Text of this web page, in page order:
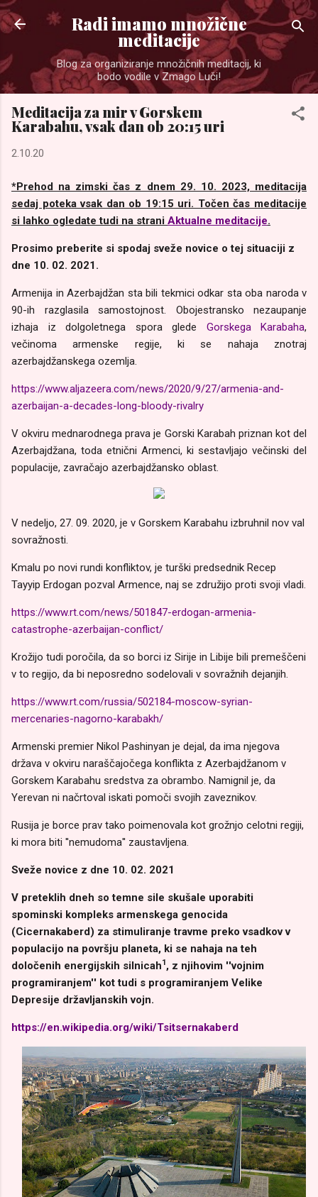
Preskoči na glavno vsebino
Radi imamo množične
meditacije
Blog za organiziranje množičnih meditacij, ki
bodo vodile v Zmago Luči!
Meditacija za mir v Gorskem
Karabahu, vsak dan ob 20:15 uri
2.10.20
*Prehod na zimski čas z dnem 29. 10. 2023, meditacija
sedaj poteka vsak dan ob 19:15 uri. Točen čas meditacije
si lahko ogledate tudi na strani Aktualne meditacije.
Prosimo preberite si spodaj sveže novice o tej situaciji z
dne 10. 02. 2021.
Armenija in Azerbajdžan sta bili tekmici odkar sta oba naroda v
90-ih razglasila samostojnost. Obojestransko nezaupanje
izhaja iz dolgoletnega spora glede Gorskega Karabaha,
večinoma armenske regije, ki se nahaja znotraj
azerbajdžanskega ozemlja.
https://www.aljazeera.com/news/2020/9/27/armenia-and-
azerbaijan-a-decades-long-bloody-rivalry
V okviru mednarodnega prava je Gorski Karabah priznan kot del
Azerbajdžana, toda etnični Armenci, ki sestavljajo večinski del
populacije, zavračajo azerbajdžansko oblast.
V nedeljo, 27. 09. 2020, je v Gorskem Karabahu izbruhnil nov val
sovražnosti.
Kmalu po novi rundi konfliktov, je turški predsednik Recep
Tayyip Erdogan pozval Armence, naj se združijo proti svoji vladi.
https://www.rt.com/news/501847-erdogan-armenia-
catastrophe-azerbaijan-conflict/
Krožijo tudi poročila, da so borci iz Sirije in Libije bili premeščeni
v to regijo, da bi neposredno sodelovali v sovražnih dejanjih.
https://www.rt.com/russia/502184-moscow-syrian-
mercenaries-nagorno-karabakh/
Armenski premier Nikol Pashinyan je dejal, da ima njegova
država v okviru naraščajočega konflikta z Azerbajdžanom v
Gorskem Karabahu sredstva za obrambo. Namignil je, da
Yerevan ni načrtoval iskati pomoči svojih zaveznikov.
Rusija je borce prav tako poimenovala kot grožnjo celotni regiji,
ki mora biti ''nemudoma'' zaustavljena.
Sveže novice z dne 10. 02. 2021
V preteklih dneh so temne sile skušale uporabiti
spominski kompleks armenskega genocida
(Cicernakaberd) za stimuliranje travme preko vsadkov v
populacijo na površju planeta, ki se nahaja na teh
določenih energijskih silnicah1, z njihovim ''vojnim
programiranjem'' kot tudi s programiranjem Velike
Depresije državljanskih vojn.
https://en.wikipedia.org/wiki/Tsitsernakaberd